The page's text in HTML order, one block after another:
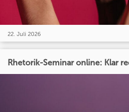
22. Juli 2026
Rhetorik-Seminar online: Klar